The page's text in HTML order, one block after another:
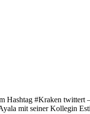
Hashtag #Kraken twittert
mit seiner Kollegin